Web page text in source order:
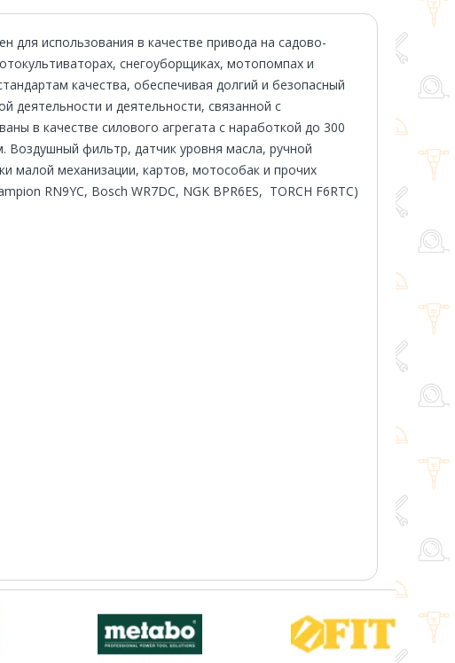
для использования в качестве привода на садово-
снегоуборщиках, мотопомпах и
качества, обеспечивая долгий и безопасный
деятельности и деятельности, связанной с
в качестве силового агрегата с наработкой до 300
Воздушный фильтр, датчик уровня масла, ручной
малой механизации, картов, мотособак и прочих
RN9YC, Bosch WR7DC, NGK BPR6ES, TORCH F6RTC)